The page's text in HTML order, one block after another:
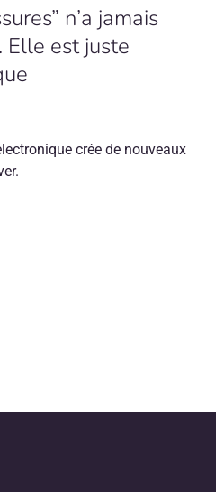
n’a jamais
Elle est juste
crée de nouveaux